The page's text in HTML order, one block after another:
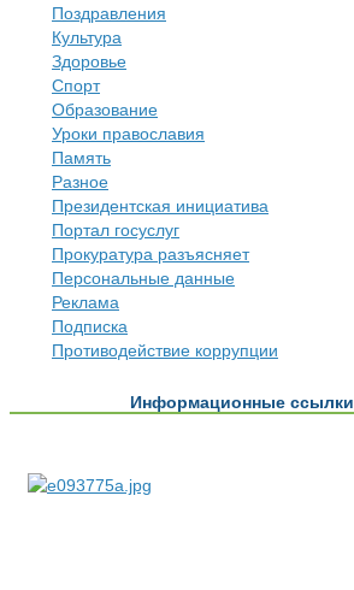
Поздравления
Культура
Здоровье
Спорт
Образование
Уроки православия
Память
Разное
Президентская инициатива
Портал госуслуг
Прокуратура разъясняет
Персональные данные
Реклама
Подписка
Противодействие коррупции
Информационные ссылки